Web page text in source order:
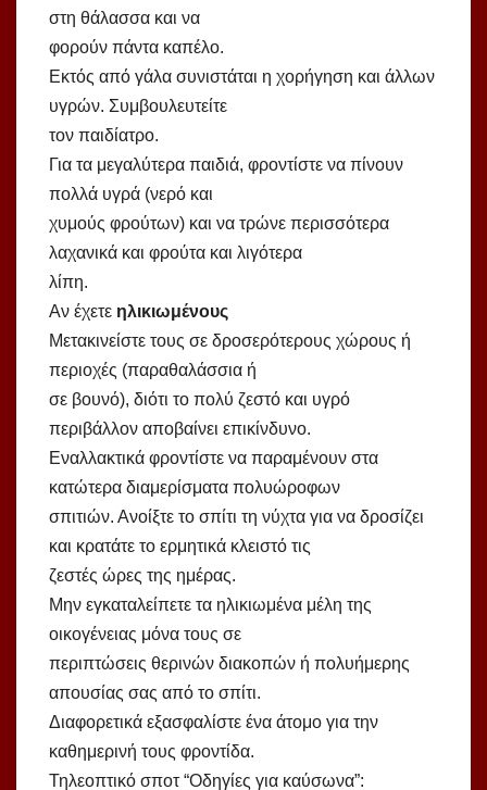
στη θάλασσα και να
φορούν πάντα καπέλο.
Εκτός από γάλα συνιστάται η χορήγηση και άλλων
υγρών. Συμβουλευτείτε
τον παιδίατρο.
Για τα μεγαλύτερα παιδιά, φροντίστε να πίνουν
πολλά υγρά (νερό και
χυμούς φρούτων) και να τρώνε περισσότερα
λαχανικά και φρούτα και λιγότερα
λίπη.
Αν έχετε ηλικιωμένους
Μετακινείστε τους σε δροσερότερους χώρους ή
περιοχές (παραθαλάσσια ή
σε βουνό), διότι το πολύ ζεστό και υγρό
περιβάλλον αποβαίνει επικίνδυνο.
Εναλλακτικά φροντίστε να παραμένουν στα
κατώτερα διαμερίσματα πολυώροφων
σπιτιών. Ανοίξτε το σπίτι τη νύχτα για να δροσίζει
και κρατάτε το ερμητικά κλειστό τις
ζεστές ώρες της ημέρας.
Μην εγκαταλείπετε τα ηλικιωμένα μέλη της
οικογένειας μόνα τους σε
περιπτώσεις θερινών διακοπών ή πολυήμερης
απουσίας σας από το σπίτι.
Διαφορετικά εξασφαλίστε ένα άτομο για την
καθημερινή τους φροντίδα.
Τηλεοπτικό σποτ “Οδηγίες για καύσωνα”: